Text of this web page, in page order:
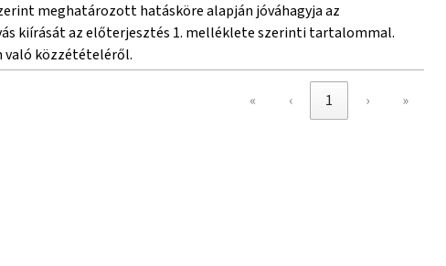
meghatározott hatásköre alapján jóváhagyja az
kiírását az előterjesztés 1. melléklete szerinti tartalommal.
való közzétételéről.
« ‹ 1 › »